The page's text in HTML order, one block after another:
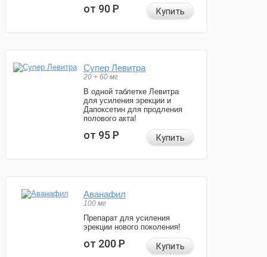
от 90Р Купить
Супер Левитра
20 + 60 мг
В одной таблетке Левитра
для усиления эрекции и
Дапоксетин для продления
полового акта!
от 95Р Купить
Аванафил
100 мг
Препарат для усиления
эрекции нового поколения!
от 200Р Купить